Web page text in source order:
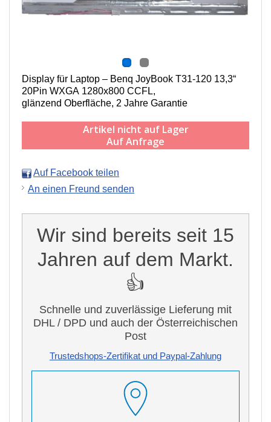
Display für Laptop – Benq JoyBook T31-120 13,3“
20Pin WXGA 1280x800 CCFL,
g länzend Oberfläche, 2 Jahre Garantie
Artikel nicht auf Lager
Auf Anfrage
Auf Facebook teilen
An einen Freund senden
Wir sind bereits seit 15
Jahren auf dem Markt.
👍
Schnelle und zuverlässige Lieferung mit
DHL / DPD und auch der Österreichischen
Post
Trustedshops-Zertifikat und Paypal-Zahlung